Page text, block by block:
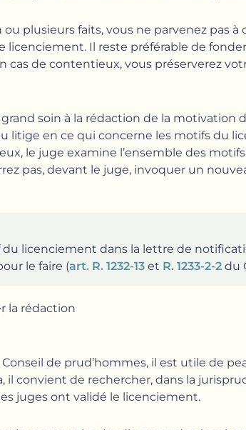
plusieurs faits, vous ne parvenez pas à
licenciement. Il reste préférable de
cas de contentieux, vous préserverez
soin à la rédaction de la motivation
litige en ce qui concerne les motifs du
le juge examine l’ensemble des
pas, devant le juge, invoquer un
licenciement dans la lettre de
le faire (art. R. 1232-13 et R. 1233-2-2 du
la rédaction
de prud’hommes, il est utile de
il convient de rechercher, dans la
juges ont validé le licenciement.